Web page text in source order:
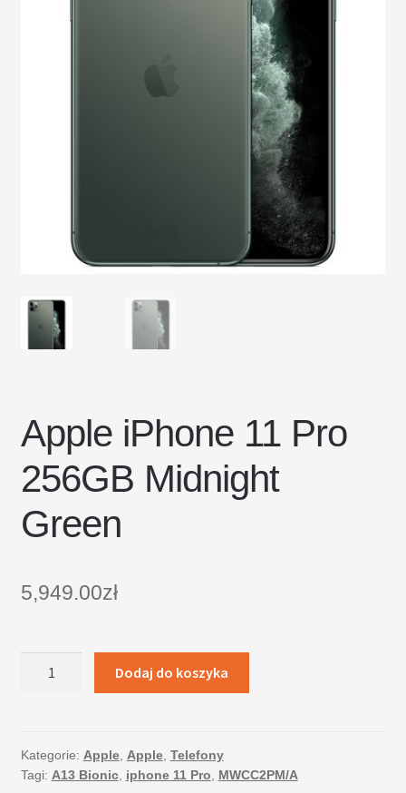
DOSTAWA I ZWROTY
POLITYKA PRYWATNOŚCI
REGULAMIN SKLEPU
Apple iPhone 11 Pro
256GB Midnight
Green
5,949.00zł
Pro
256GB
Dodaj do koszyka
Kategorie: Apple, Apple, Telefony
Tagi: A13 Bionic, iphone 11 Pro MWCC2PM/A